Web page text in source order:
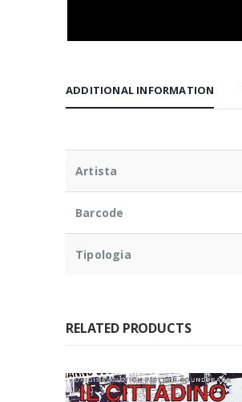
ADDITIONAL INFORMATION
Artista
Barcode
Tipologia
RELATED PRODUCTS